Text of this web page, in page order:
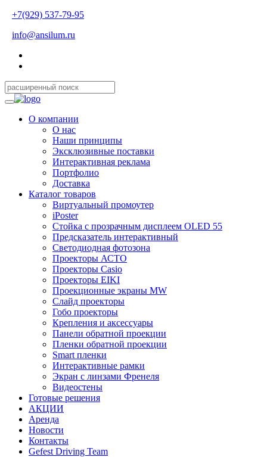
+7(929) 537-79-95
info@ansilum.ru
О компании
О нас
Наши принципы
Эксклюзивные поставки
Интерактивная реклама
Портфолио
Доставка
Каталог товаров
Виртуальный промоутер
iPoster
Стойка с прозрачным дисплеем OLED 55
Предсказатель интерактивный
Светодиодная фотозона
Проекторы АСТО
Проекторы Casio
Проекторы EIKI
Проекционные экраны MW
Слайд проекторы
Гобо проекторы
Крепления и аксессуары
Панели обратной проекции
Пленки обратной проекции
Smart пленки
Интерактивные рамки
Экран с линзами Френеля
Видеостены
Готовые решения
АКЦИИ
Аренда
Новости
Контакты
Gefest Driving Team